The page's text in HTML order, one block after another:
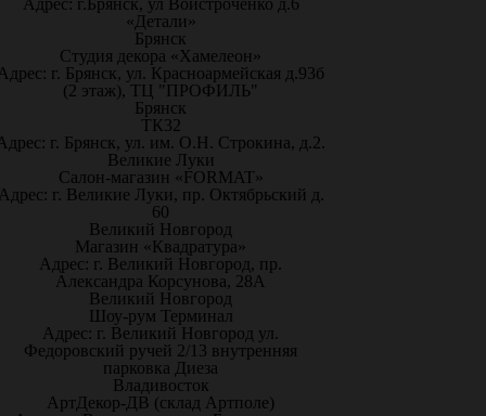
Адрес: г.Брянск, ул Войстроченко д.6
«Детали»
Брянск
Студия декора «Хамелеон»
г. Брянск, ул. Красноармейская д.93б
(2 этаж), ТЦ "ПРОФИЛЬ"
Брянск
ТК32
г. Брянск, ул. им. О.Н. Строкина, д.2.
Великие Луки
Салон-магазин «FORMAT»
г. Великие Луки, пр. Октябрьский д.
60
Великий Новгород
Магазин «Квадратура»
Адрес: г. Великий Новгород, пр.
Александра Корсунова, 28А
Великий Новгород
Шоу-рум Терминал
Адрес: г. Великий Новгород ул.
Федоровский ручей 2/13 внутренняя
парковка Диеза
Владивосток
АртДекор-ДВ (склад Артполе)